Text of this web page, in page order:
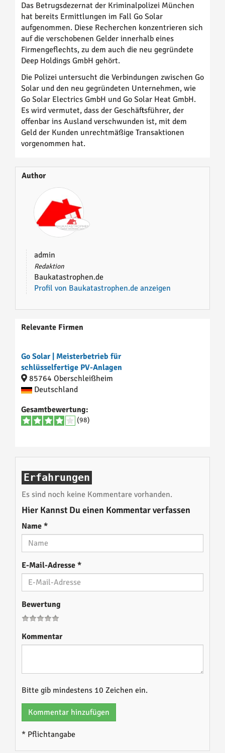
Das Betrugsdezernat der Kriminalpolizei München
hat bereits Ermittlungen im Fall Go Solar
aufgenommen. Diese Recherchen konzentrieren sich
auf die verschobenen Gelder innerhalb eines
Firmengeflechts, zu dem auch die neu gegründete
Deep Holdings GmbH gehört.
Die Polizei untersucht die Verbindungen zwischen Go
Solar und den neu gegründeten Unternehmen, wie
Go Solar Electrics GmbH und Go Solar Heat GmbH.
Es wird vermutet, dass der Geschäftsführer, der
offenbar ins Ausland verschwunden ist, mit dem
Geld der Kunden unrechtmäßige Transaktionen
vorgenommen hat.
Author
admin
Redaktion
Baukatastrophen.de
Profil von Baukatastrophen.de anzeigen
Relevante Firmen
Go Solar | Meisterbetrieb für
schlüsselfertige PV-Anlagen
85764 Oberschleißheim
Deutschland
Gesamtbewertung:
(98)
Erfahrungen
Es sind noch keine Kommentare vorhanden.
Hier Kannst Du einen Kommentar verfassen
Name *
E-Mail-Adresse *
Bewertung
Kommentar
Bitte gib mindestens 10 Zeichen ein.
Kommentar hinzufügen
* Pflichtangabe